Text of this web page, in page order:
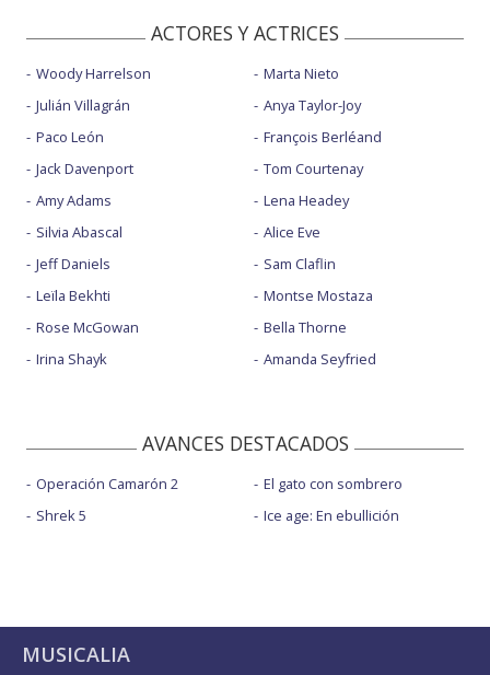
ACTORES Y ACTRICES
Woody Harrelson
Julián Villagrán
Paco León
Jack Davenport
Amy Adams
Silvia Abascal
Jeff Daniels
Leïla Bekhti
Rose McGowan
Irina Shayk
Marta Nieto
Anya Taylor-Joy
François Berléand
Tom Courtenay
Lena Headey
Alice Eve
Sam Claflin
Montse Mostaza
Bella Thorne
Amanda Seyfried
AVANCES DESTACADOS
Operación Camarón 2
Shrek 5
El gato con sombrero
Ice age: En ebullición
MUSICALIA